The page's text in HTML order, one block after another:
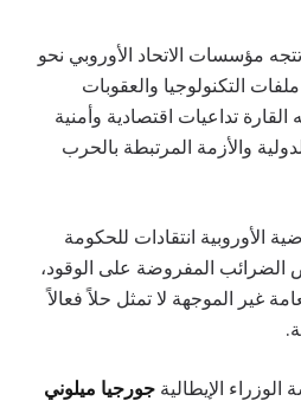
تتجه مؤسسات الاتحاد الأوروبي نحو
التكنولوجيا والعقوبات
تداعيات اقتصادية وأمنية
والأزمة المرتبطة بالحرب
الأوروبية انتقادات للحكومة
الضرائب المفروضة على الوقود،
غير الموجهة لا تمثل حلاً فعالاً
الإيطالية جورجيا ميلوني